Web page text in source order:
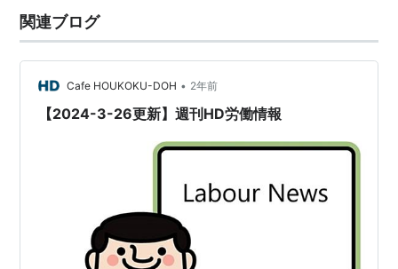
関連ブログ
Cafe HOUKOKU-DOH • 2年前
【2024-3-26更新】週刊HD労働情報